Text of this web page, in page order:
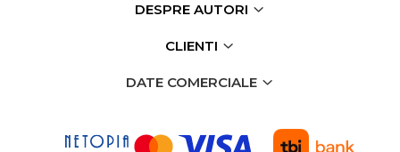
Suporti & Discuri
DESPRE AUTORI
CLIENTI
DATE COMERCIALE